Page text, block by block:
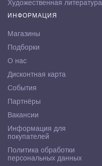
Художественная литература
ИНФОРМАЦИЯ
Магазины
Подборки
О нас
Дисконтная карта
События
Партнёры
Вакансии
Информация для
покупателей
Политика обработки
персональных данных